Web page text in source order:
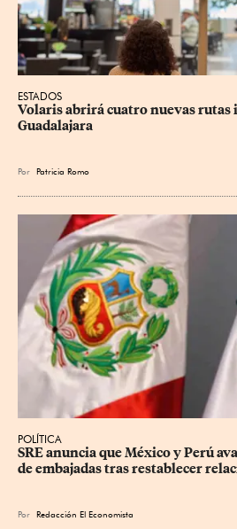
ESTADOS
Volaris abrirá cuatro nuevas rutas
Guadalajara
Por Patricia Romo
POLÍTICA
SRE anuncia que México y Perú
de embajadas tras restablecer
Por Redacción El Economista